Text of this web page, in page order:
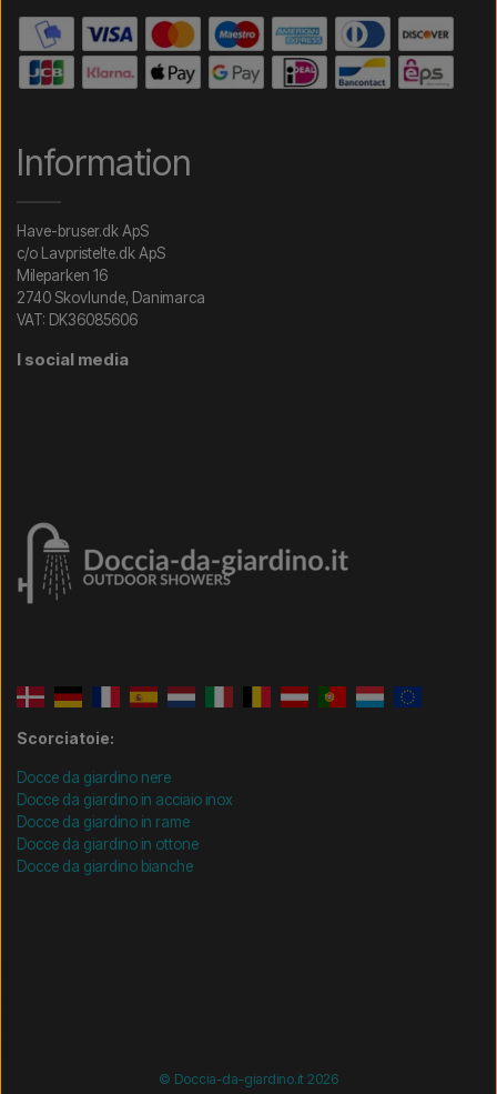
Information
Have-bruser.dk ApS
c/o Lavpristelte.dk ApS
Mileparken 16
2740 Skovlunde, Danimarca
VAT: DK36085606
I social media
Scorciatoie:
Docce da giardino nere
Docce da giardino in acciaio inox
Docce da giardino in rame
Docce da giardino in ottone
Docce da giardino bianche
© Doccia-da-giardino.it 2026